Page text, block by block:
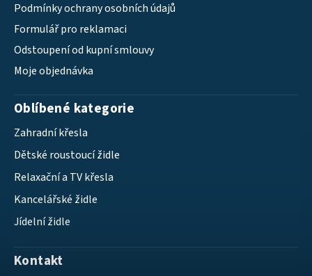
Podmínky ochrany osobních údajů
Formulář pro reklamaci
Odstoupení od kupní smlouvy
Moje objednávka
Oblíbené kategorie
Zahradní křesla
Dětské roustoucí židle
Relaxační a TV křesla
Kancelářské židle
Jídelní židle
Kontakt